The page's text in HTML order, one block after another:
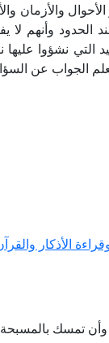
الأحوال
وأنهم لا
التي نشؤوا
الجواب عن
الأذكار